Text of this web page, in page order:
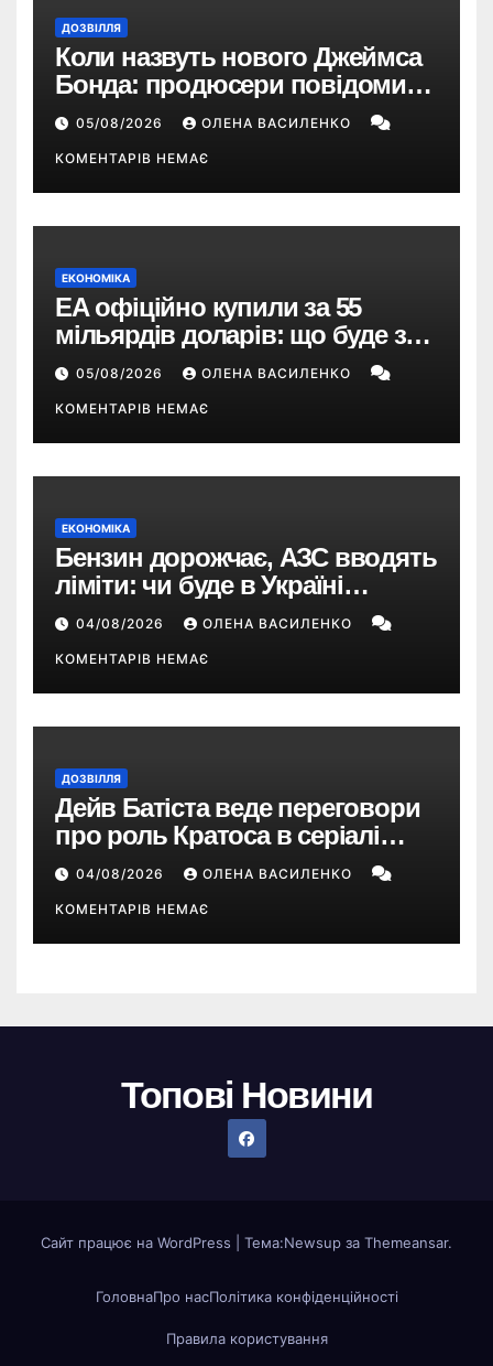
ДОЗВІЛЛЯ
Коли назвуть нового Джеймса
Бонда: продюсери повідомили
про терміни кастингу
05/08/2026 ОЛЕНА ВАСИЛЕНКО
КОМЕНТАРІВ НЕМАЄ
ЕКОНОМІКА
EA офіційно купили за 55
мільярдів доларів: що буде з
EA Sports FC, Battlefield і The
Sims
05/08/2026 ОЛЕНА ВАСИЛЕНКО
КОМЕНТАРІВ НЕМАЄ
ЕКОНОМІКА
Бензин дорожчає, АЗС вводять
ліміти: чи буде в Україні
дефіцит пального
04/08/2026 ОЛЕНА ВАСИЛЕНКО
КОМЕНТАРІВ НЕМАЄ
ДОЗВІЛЛЯ
Дейв Батіста веде переговори
про роль Кратоса в серіалі
«God of War» від Amazon
04/08/2026 ОЛЕНА ВАСИЛЕНКО
КОМЕНТАРІВ НЕМАЄ
Топові Новини
Сайт працює на WordPress Тема:Newsup за Themeansar.
ГоловнаПро насПолітика конфіденційності
Правила користування